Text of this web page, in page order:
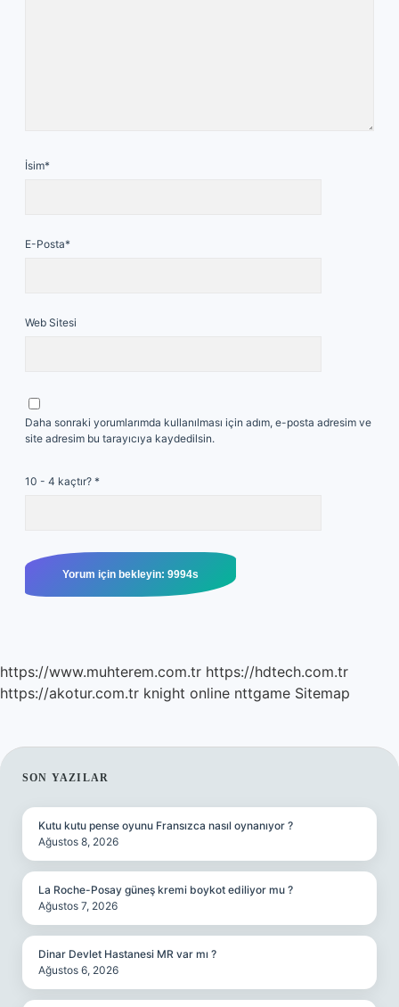
İsim*
E-Posta*
Web Sitesi
Daha sonraki yorumlarımda kullanılması için adım, e-posta adresim ve
site adresim bu tarayıcıya kaydedilsin.
10 - 4 kaçtır? *
https://www.muhterem.com.tr https://hdtech.com.tr
https://akotur.com.tr knight online nttgame Sitemap
SIDEBAR
SON YAZILAR
Kutu kutu pense oyunu Fransızca nasıl oynanıyor ?
Ağustos 8, 2026
La Roche-Posay güneş kremi boykot ediliyor mu ?
Ağustos 7, 2026
Dinar Devlet Hastanesi MR var mı ?
Ağustos 6, 2026